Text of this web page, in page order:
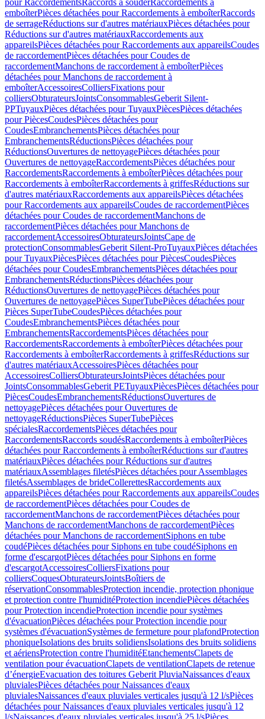
pour RaccordementsRaccords à souderRaccordements à
emboîterPièces détachées pour Raccordements à emboîterRaccords
de serrageRéductions sur d'autres matériauxPièces détachées pour
Réductions sur d'autres matériauxRaccordements aux
appareilsPièces détachées pour Raccordements aux appareilsCoudes
de raccordementPièces détachées pour Coudes de
raccordementManchons de raccordement à emboîterPièces
détachées pour Manchons de raccordement à
emboîterAccessoiresColliersFixations pour
colliersObturateursJointsConsommablesGeberit Silent-
PPTuyauxPièces détachées pour TuyauxPiècesPièces détachées
pour PiècesCoudesPièces détachées pour
CoudesEmbranchementsPièces détachées pour
EmbranchementsRéductionsPièces détachées pour
RéductionsOuvertures de nettoyagePièces détachées pour
Ouvertures de nettoyageRaccordementsPièces détachées pour
RaccordementsRaccordements à emboîterPièces détachées pour
Raccordements à emboîterRaccordements à griffesRéductions sur
d'autres matériauxRaccordements aux appareilsPièces détachées
pour Raccordements aux appareilsCoudes de raccordementPièces
détachées pour Coudes de raccordementManchons de
raccordementPièces détachées pour Manchons de
raccordementAccessoiresObturateursJointsCape de
protectionConsommablesGeberit Silent-ProTuyauxPièces détachées
pour TuyauxPiècesPièces détachées pour PiècesCoudesPièces
détachées pour CoudesEmbranchementsPièces détachées pour
EmbranchementsRéductionsPièces détachées pour
RéductionsOuvertures de nettoyagePièces détachées pour
Ouvertures de nettoyagePièces SuperTubePièces détachées pour
Pièces SuperTubeCoudesPièces détachées pour
CoudesEmbranchementsPièces détachées pour
EmbranchementsRaccordementsPièces détachées pour
RaccordementsRaccordements à emboîterPièces détachées pour
Raccordements à emboîterRaccordements à griffesRéductions sur
d'autres matériauxAccessoiresPièces détachées pour
AccessoiresColliersObturateursJointsPièces détachées pour
JointsConsommablesGeberit PETuyauxPiècesPièces détachées pour
PiècesCoudesEmbranchementsRéductionsOuvertures de
nettoyagePièces détachées pour Ouvertures de
nettoyageRéductionsPièces SuperTubePièces
spécialesRaccordementsPièces détachées pour
RaccordementsRaccords soudésRaccordements à emboîterPièces
détachées pour Raccordements à emboîterRéductions sur d'autres
matériauxPièces détachées pour Réductions sur d'autres
matériauxAssemblages filetésPièces détachées pour Assemblages
filetésAssemblages de brideCollerettesRaccordements aux
appareilsPièces détachées pour Raccordements aux appareilsCoudes
de raccordementPièces détachées pour Coudes de
raccordementManchons de raccordementPièces détachées pour
Manchons de raccordementManchons de raccordementPièces
détachées pour Manchons de raccordementSiphons en tube
coudéPièces détachées pour Siphons en tube coudéSiphons en
forme d'escargotPièces détachées pour Siphons en forme
d'escargotAccessoiresColliersFixations pour
colliersCoquesObturateursJointsBoîtiers de
réservationConsommablesProtection incendie, protection phonique
et protection contre l'humiditéProtection incendiePièces détachées
pour Protection incendieProtection incendie pour systèmes
d'évacuationPièces détachées pour Protection incendie pour
systèmes d'évacuationSystèmes de fermeture pour plafondProtection
phoniqueIsolations des bruits solidiensIsolations des bruits solidiens
et aériensProtection contre l'humiditéEtanchementsClapets de
ventilation pour évacuationClapets de ventilationClapets de retenue
d’énergieEvacuation des toitures Geberit PluviaNaissances d'eaux
pluvialesPièces détachées pour Naissances d'eaux
pluvialesNaissances d'eaux pluviales verticales jusqu'à 12 l/sPièces
détachées pour Naissances d'eaux pluviales verticales jusqu'à 12
l/sNaissances d'eaux pluviales verticales jusqu'à 25 l/sPièces